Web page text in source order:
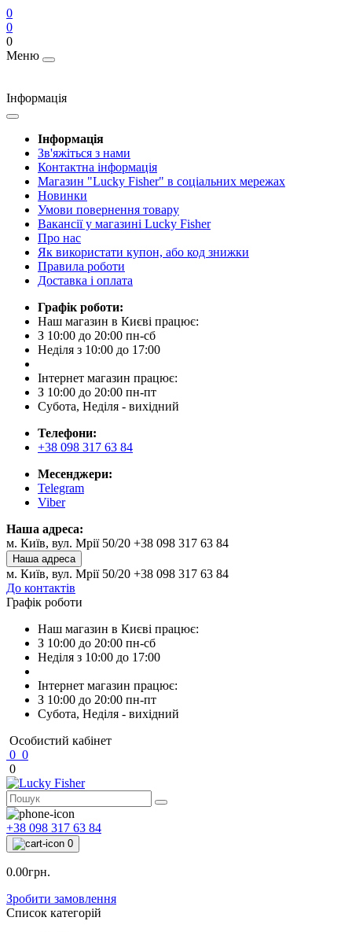
0
0
0
Меню
Інформація
Інформація
Зв'яжіться з нами
Контактна інформація
Магазин "Lucky Fisher" в соціальних мережах
Новинки
Умови повернення товару
Вакансії у магазині Lucky Fisher
Про нас
Як використати купон, або код знижки
Правила роботи
Доставка і оплата
Графік роботи:
Наш магазин в Києві працює:
З 10:00 до 20:00 пн-сб
Неділя з 10:00 до 17:00
Інтернет магазин працює:
З 10:00 до 20:00 пн-пт
Субота, Неділя - вихідний
Телефони:
+38 098 317 63 84
Месенджери:
Telegram
Viber
Наша адреса:
м. Київ, вул. Мрії 50/20 +38 098 317 63 84
Наша адреса
м. Київ, вул. Мрії 50/20 +38 098 317 63 84
До контактів
Графік роботи
Наш магазин в Києві працює:
З 10:00 до 20:00 пн-сб
Неділя з 10:00 до 17:00
Інтернет магазин працює:
З 10:00 до 20:00 пн-пт
Субота, Неділя - вихідний
Особистий кабінет
0 0
0
+38 098 317 63 84
0
0.00грн.
Зробити замовлення
Список категорій